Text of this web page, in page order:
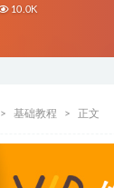
10.0K
基础教程 正文